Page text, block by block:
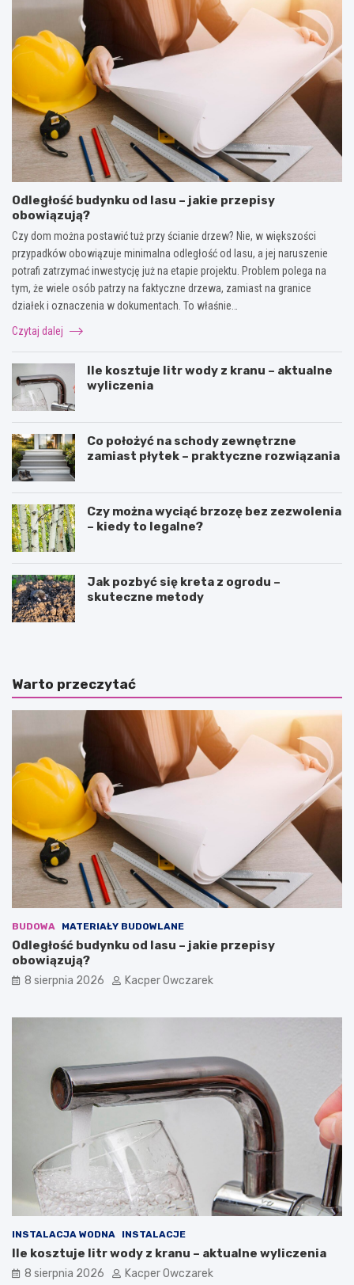
Odległość budynku od lasu – jakie przepisy
obowiązują?
Czy dom można postawić tuż przy ścianie drzew? Nie, w większości
przypadków obowiązuje minimalna odległość od lasu, a jej naruszenie
potrafi zatrzymać inwestycję już na etapie projektu. Problem polega na
tym, że wiele osób patrzy na faktyczne drzewa, zamiast na granice
działek i oznaczenia w dokumentach. To właśnie…
Czytaj dalej
Ile kosztuje litr wody z kranu – aktualne
wyliczenia
Co położyć na schody zewnętrzne
zamiast płytek – praktyczne rozwiązania
Czy można wyciąć brzozę bez zezwolenia
– kiedy to legalne?
Jak pozbyć się kreta z ogrodu –
skuteczne metody
Warto przeczytać
BUDOWA MATERIAŁY BUDOWLANE
Odległość budynku od lasu – jakie przepisy
obowiązują?
8 sierpnia 2026 Kacper Owczarek
INSTALACJA WODNA INSTALACJE
Ile kosztuje litr wody z kranu – aktualne wyliczenia
8 sierpnia 2026 Kacper Owczarek